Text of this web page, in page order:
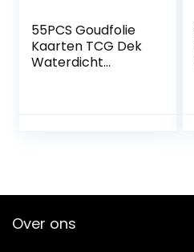
55PCS Goudfolie
Kaarten TCG Dek
Waterdicht
Over ons